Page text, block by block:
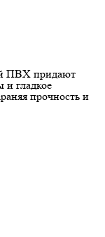
ПВХ придают
гладкое
прочность и